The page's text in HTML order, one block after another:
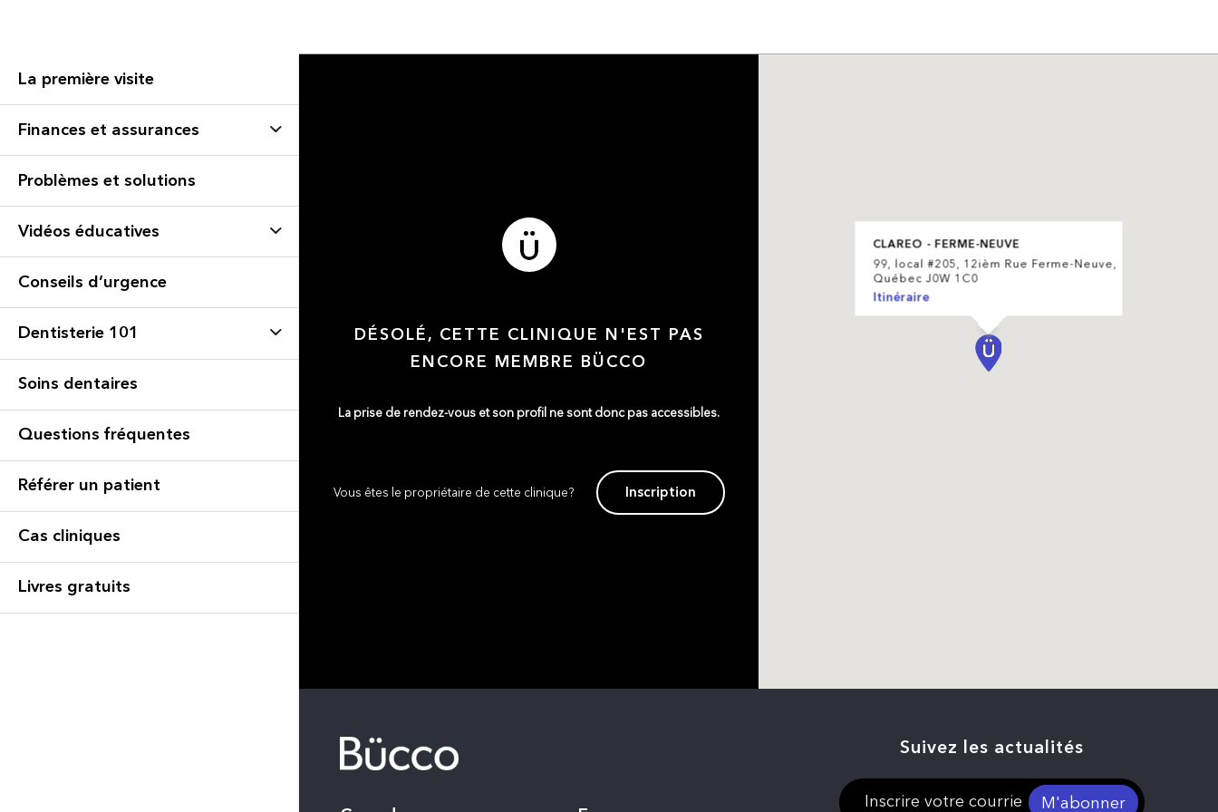
La première visite
Finances et assurances
Problèmes et solutions
Vidéos éducatives
Conseils d’urgence
Dentisterie 101
Soins dentaires
Questions fréquentes
Référer un patient
Cas cliniques
Livres gratuits
DÉSOLÉ, CETTE CLINIQUE N'EST PAS
ENCORE MEMBRE BÜCCO
La prise de rendez-vous et son profil ne sont donc pas accessibles.
Vous êtes le propriétaire de cette clinique? Inscription
CLAREO - FERME-NEUVE
99, local #205, 12ièm Rue Ferme-Neuve,
Québec J0W 1C0
Itinéraire
Suivez les actualités
M'abonner